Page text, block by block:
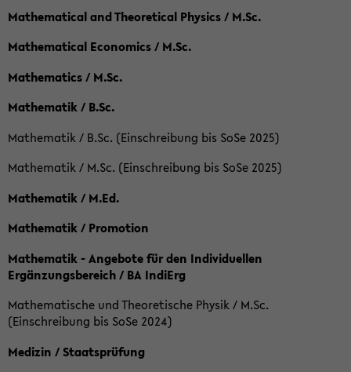
Mathematical and Theoretical Physics / M.Sc.
Mathematical Economics / M.Sc.
Mathematics / M.Sc.
Mathematik / B.Sc.
Mathematik / B.Sc. (Einschreibung bis SoSe 2025)
Mathematik / M.Sc. (Einschreibung bis SoSe 2025)
Mathematik / M.Ed.
Mathematik / Promotion
Mathematik - Angebote für den Individuellen
Ergänzungsbereich / BA IndiErg
Mathematische und Theoretische Physik / M.Sc.
(Einschreibung bis SoSe 2024)
Medizin / Staatsprüfung